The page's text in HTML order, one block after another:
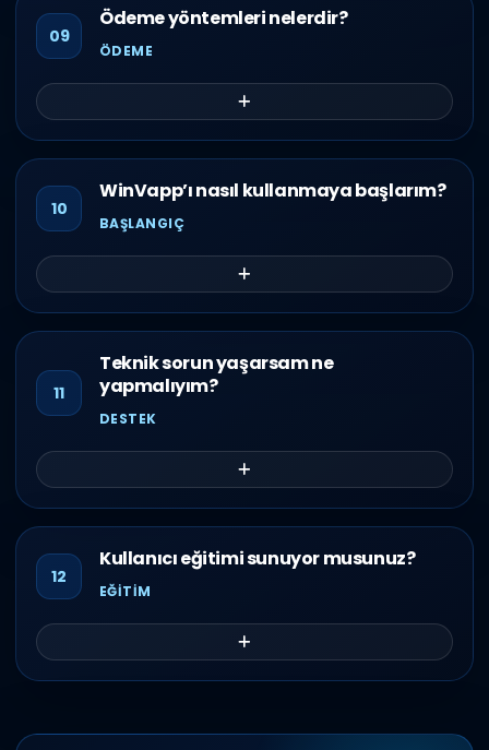
09
Ödeme yöntemleri nelerdir?
ÖDEME
10
WinVapp’ı nasıl kullanmaya başlarım?
BAŞLANGIÇ
11
Teknik sorun yaşarsam ne
yapmalıyım?
DESTEK
12
Kullanıcı eğitimi sunuyor musunuz?
EĞITIM